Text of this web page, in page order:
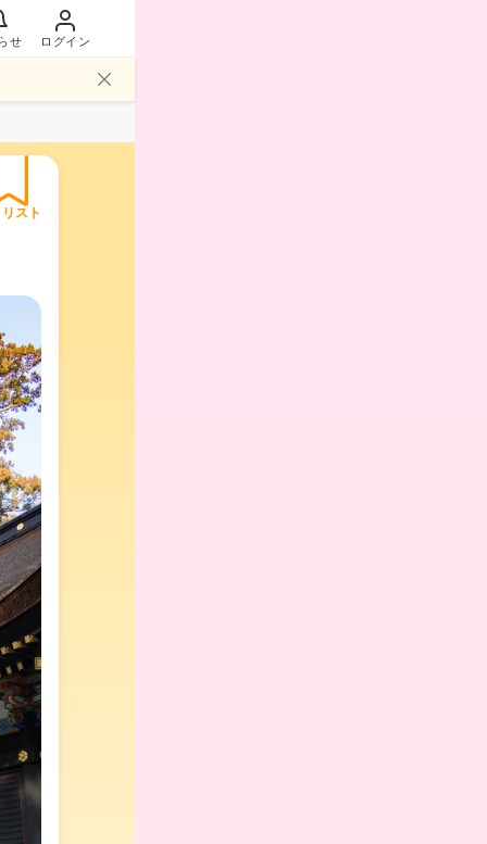
せ ログイン
スト